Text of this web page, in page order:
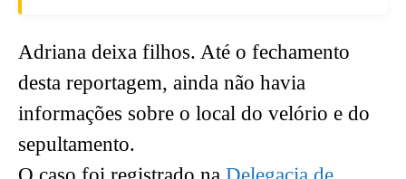
Adriana deixa filhos. Até o fechamento
desta reportagem, ainda não havia
informações sobre o local do velório e do
sepultamento.